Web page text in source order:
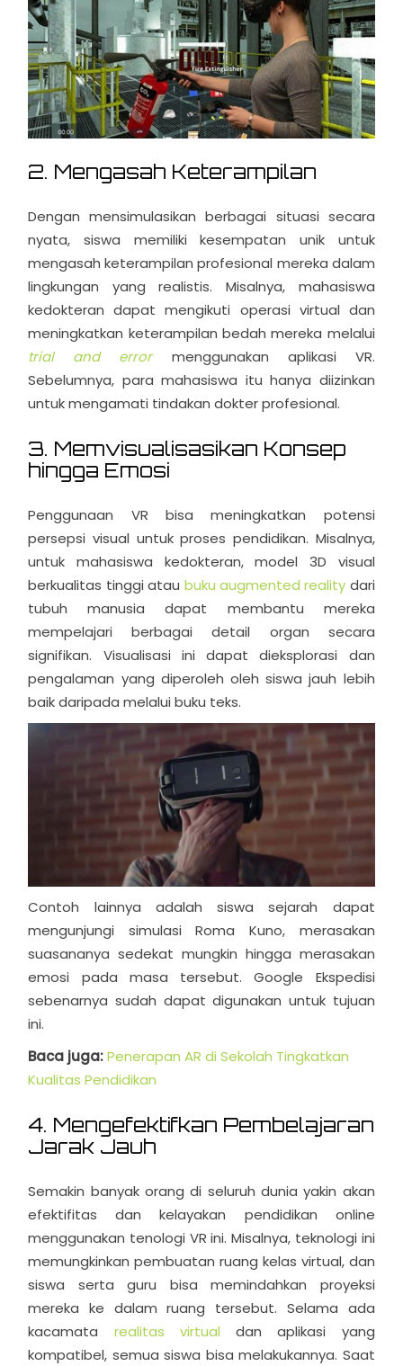
2. Mengasah Keterampilan
Dengan mensimulasikan berbagai situasi secara
nyata, siswa memiliki kesempatan unik untuk
mengasah keterampilan profesional mereka dalam
lingkungan yang realistis. Misalnya, mahasiswa
kedokteran dapat mengikuti operasi virtual dan
meningkatkan keterampilan bedah mereka melalui
trial and errormenggunakan aplikasi VR.
Sebelumnya, para mahasiswa itu hanya diizinkan
untuk mengamati tindakan dokter profesional.
3. Memvisualisasikan Konsep
hingga Emosi
Penggunaan VR bisa meningkatkan potensi
persepsi visual untuk proses pendidikan. Misalnya,
untuk mahasiswa kedokteran, model 3D visual
berkualitas tinggi atau buku augmented reality dari
tubuh manusia dapat membantu mereka
mempelajari berbagai detail organ secara
signifikan. Visualisasi ini dapat dieksplorasi dan
pengalaman yang diperoleh oleh siswa jauh lebih
baik daripada melalui buku teks.
Contoh lainnya adalah siswa sejarah dapat
mengunjungi simulasi Roma Kuno, merasakan
suasananya sedekat mungkin hingga merasakan
emosi pada masa tersebut. Google Ekspedisi
sebenarnya sudah dapat digunakan untuk tujuan
ini.
Baca juga: Penerapan AR di Sekolah Tingkatkan
Kualitas Pendidikan
4. Mengefektifkan Pembelajaran
Jarak Jauh
Semakin banyak orang di seluruh dunia yakin akan
efektifitas dan kelayakan pendidikan online
menggunakan tenologi VR ini. Misalnya, teknologi ini
memungkinkan pembuatan ruang kelas virtual, dan
siswa serta guru bisa memindahkan proyeksi
mereka ke dalam ruang tersebut. Selama ada
kacamata realitas virtual dan aplikasi yang
kompatibel, semua siswa bisa melakukannya. Saat